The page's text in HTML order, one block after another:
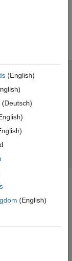
(English)
(Deutsch)
(English)
リシー
ス